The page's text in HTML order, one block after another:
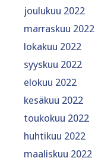
joulukuu 2022
marraskuu 2022
lokakuu 2022
syyskuu 2022
elokuu 2022
kesäkuu 2022
toukokuu 2022
huhtikuu 2022
maaliskuu 2022